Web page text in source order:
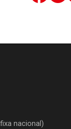
nacional)